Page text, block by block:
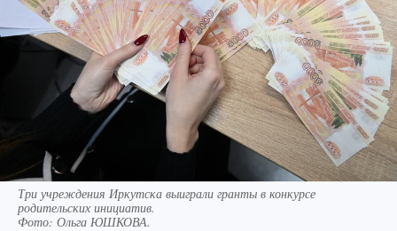
Три учреждения Иркутска выиграли гранты в конкурсе
родительских инициатив.
Фото: Ольга ЮШКОВА.